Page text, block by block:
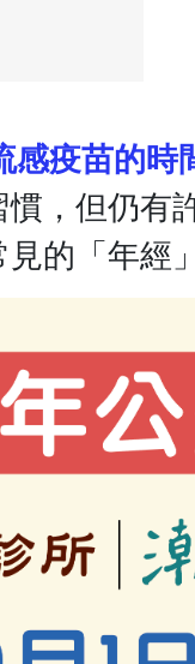
感疫苗的時
，但仍有
的「年經